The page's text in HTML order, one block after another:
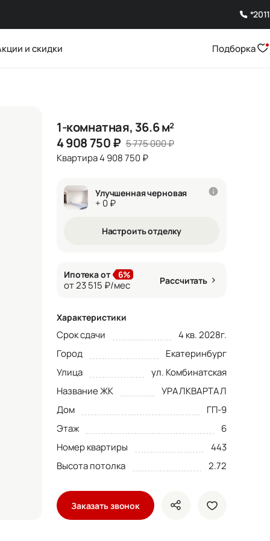
*2011
и скидки Подборка
1-комнатная, 36.6 м²
4 908 750₽ 5 775 000₽
Квартира 4 908 750 ₽
Улучшенная черновая
+ 0 ₽
Настроить отделку
Ипотека от 6%
от 23 515 ₽/мес Рассчитать
Характеристики
Срок сдачи
4 кв. 2028г.
Город
Екатеринбург
Улица
ул. Комбинатская
Название ЖК
УРАЛКВАРТАЛ
Дом
ГП-9
Этаж
6
Номер квартиры
443
Высота потолка
2.72
Заказать звонок показать кнопки
добавить в